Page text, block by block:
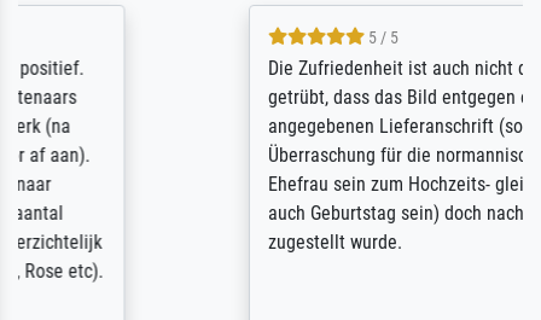
Die Zufriedenheit ist auch nicht dadurch
getrübt, dass das Bild entgegen einer
angegebenen Lieferanschrift (sollte eine
Überraschung für die normannische
Ehefrau sein zum Hochzeits- gleichzeitig
auch Geburtstag sein) doch nach zu Hause
zugestellt wurde.